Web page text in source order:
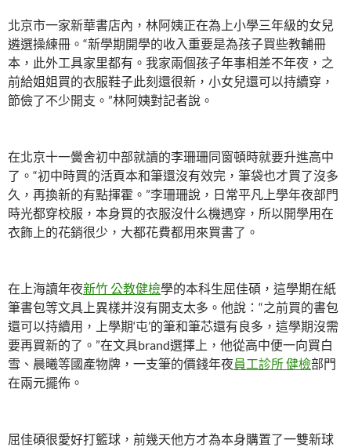
北京市一家新華書店內，林阿姨正在為上小學三年級的女兒
遴選操練冊。“新學期開學的收入重要是為孩子買些教輔冊
本，此外工具家里都有。我家兩個孩子年事相差不年夜，之
前給姐姐買的衣服鞋子此刻還很新，小女兒還可以持續穿，
節儉了不少開支。”林阿姨對記者說。
在北京十一黌舍初中部就讀的李珊珊同窗頓時就要升進高中
了。“初中時買的活頁本和筆還沒有效完，筆袋也才買了沒多
久，再換新的有點揮霍。”李珊珊說，日常平凡上學年夜部門
時光都穿校服，本身買的衣服沒什么機遇穿，所以開學用在
衣飾上的花銷很少，大都花費都用來買書了。
在上海讀年夜新竹 公教健檢學的本科生屈佳碩，這學期在紙
筆書包等文具上異樣并沒有開支太多。他說：“之前買的書包
還可以持續用，上學期‘屯’的筆和筆芯還有良多，這學期沒需
要再買新的了。”在文具brand選擇上，他從高中便一向買白
雪、晨曦等國產物牌，一支筆的價錢年夜員工診所 健檢部門
在兩元擺佈。
屈佳碩很愛好打籃球，前幾天他方才為本身購置了一雙新球